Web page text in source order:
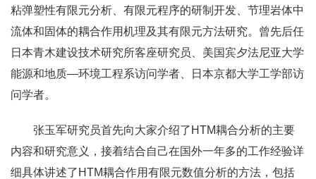
粘弹塑性有限元分析、有限元程序的研制开发、节理岩体中
流体和固体的耦合作用机理及其有限元方法研究。曾先后任
日本青木建设技术研究所客座研究员、美国宾夕法尼亚大学
能源和地质—环境工程系访问学者、日本京都大学工学部访
问学者。
张玉军研究员首先向大家介绍了HTM耦合分析的主要
内容和研究意义，接着结合自己在国外一年多的工作经验详
细具体讲述了HTM耦合作用有限元数值分析的方法，包括